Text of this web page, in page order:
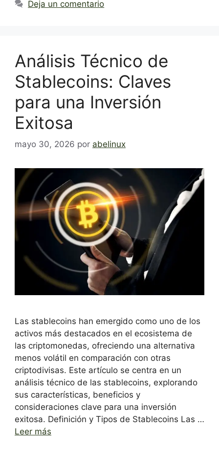
Deja un comentario
Análisis Técnico de
Stablecoins: Claves
para una Inversión
Exitosa
mayo 30, 2026 por abelinux
Las stablecoins han emergido como uno de los
activos más destacados en el ecosistema de
las criptomonedas, ofreciendo una alternativa
menos volátil en comparación con otras
criptodivisas. Este artículo se centra en un
análisis técnico de las stablecoins, explorando
sus características, beneficios y
consideraciones clave para una inversión
exitosa. Definición y Tipos de Stablecoins Las …
Leer más